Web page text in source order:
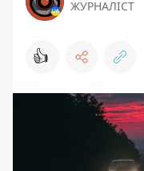
ЖУРНАЛІСТ
👍